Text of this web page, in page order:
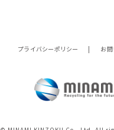
プライバシーポリシー | お